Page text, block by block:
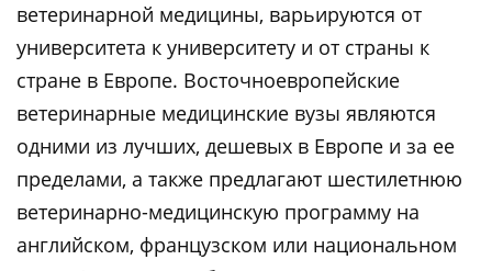
ветеринарной медицины, варьируются от
университета к университету и от страны к
стране в Европе. Восточноевропейские
ветеринарные медицинские вузы являются
одними из лучших, дешевых в Европе и за ее
пределами, а также предлагают шестилетнюю
ветеринарно-медицинскую программу на
английском, французском или национальном